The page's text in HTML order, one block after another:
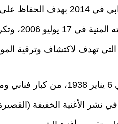
وتم إنشاء الجمعية الثقافية
الشعبي الحاج
التي تهدف لاكتشاف وترقية
ويعد قروابي، وهو من مواليد العاصمة
نشر الأغنية الخفيفة